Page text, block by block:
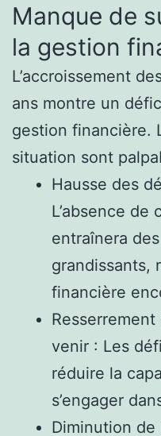
Manque de
la gestion
L’accroissement
ans montre un
gestion financière.
situation sont
Hausse des
L’absence
entraînera
grandissants,
financière
venir : Les
réduire la
s’engager
Diminution